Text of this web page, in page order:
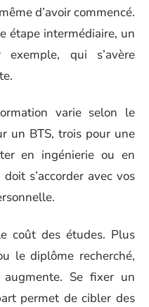
d’avoir commencé.
étape intermédiaire, un
exemple, qui s’avère
varie selon le
un BTS, trois pour une
en ingénierie ou en
s’accorder avec vos
coût des études. Plus
le diplôme recherché,
Se fixer un
permet de cibler des